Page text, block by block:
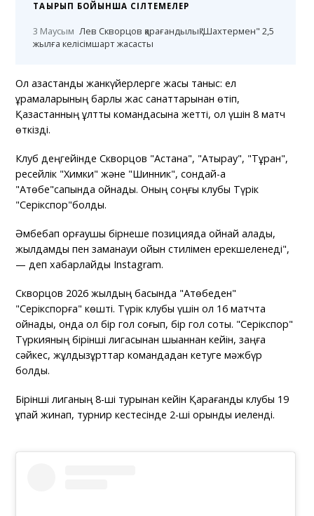
ТАҚЫРЫП БОЙЫНША СІЛТЕМЕЛЕР
3 Маусым Лев Скворцов қарағандылық"Шахтермен" 2,5
жылға келісімшарт жасасты
Ол қазақстандық жанкүйерлерге жақсы таныс: ел
құрамаларының барлық жас санаттарынан өтіп,
Қазақстанның ұлттық командасына жетті, ол үшін 8 матч
өткізді.
Клуб деңгейінде Скворцов "Астана", "Атырау", "Тұран",
ресейлік "Химки" және "Шинник", сондай-ақ
"Ақтөбе"сапында ойнады. Оның соңғы клубы Түрік
"Серікспор"болды.
Әмбебап қорғаушы бірнеше позицияда ойнай алады,
жылдамдық пен заманауи ойын стилімен ерекшеленеді",
— деп хабарлайды Instagram.
Скворцов 2026 жылдың басында "Ақтөбеден"
"Серікспорға" көшті. Түрік клубы үшін ол 16 матчта
ойнады, онда ол бір гол соғып, бір гол соқты. "Серікспор"
Түркияның бірінші лигасынан шыққаннан кейін, заңға
сәйкес, жұлдызқұрттар командадан кетуге мәжбүр
болды.
Бірінші лиганың 8-ші турынан кейін Қарағанды клубы 19
ұпай жинап, турнир кестесінде 2-ші орынды иеленді.